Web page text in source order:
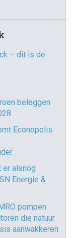
– dit is de
beleggen
Econopolis
er alsnog
Energie &
pompen
die natuur
aanwakkeren